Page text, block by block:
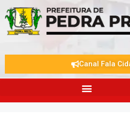
Canal Fala